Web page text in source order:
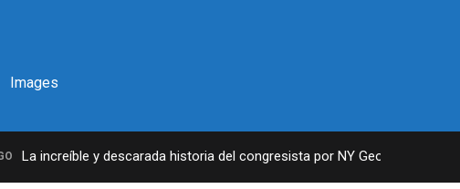
Images
La increíble y descarada historia del congresista por NY George Santos